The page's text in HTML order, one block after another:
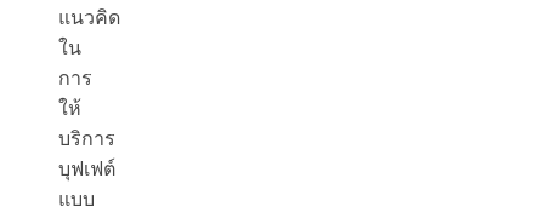
แนวคิด
ใน
การ
ให้
บริการ
บุฟเฟต์
แบบ